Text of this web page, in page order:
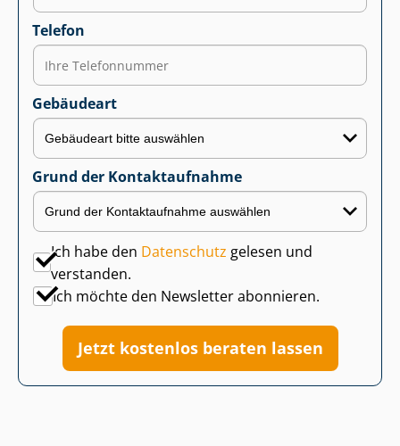
Telefon
Gebäudeart
Grund der Kontaktaufnahme
Ich habe den Datenschutz gelesen und
verstanden.
Ich möchte den Newsletter abonnieren.
Jetzt kostenlos beraten lassen